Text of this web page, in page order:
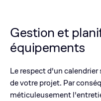
Gestion et
équipements
Le respect d'un
de votre projet. Par
méticuleusement